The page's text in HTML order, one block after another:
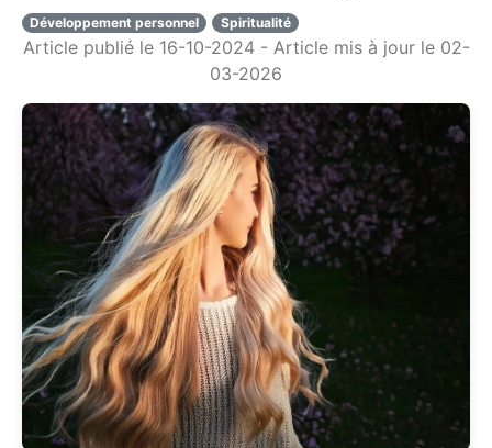
Développement personnel Spiritualité
Article publié le 16-10-2024 - Article mis à jour le 02-
03-2026